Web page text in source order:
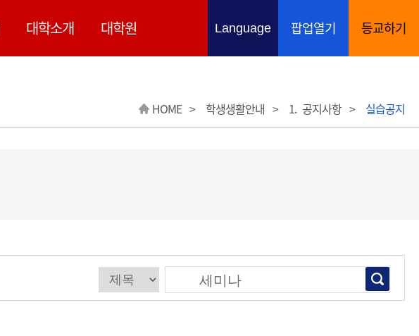
Language언어 선택 열기
팝업열기 등교하기
대학소개 대학원
HOME 학생생활안내 1. 공지사항 실습공지